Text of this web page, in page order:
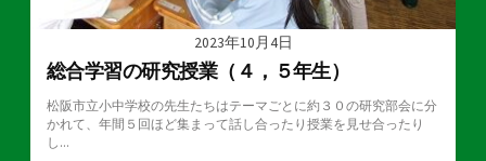
2023年10月4日
総合学習の研究授業（４，５年生）
松阪市立小中学校の先生たちはテーマごとに約３０の研究部会に分
かれて、年間５回ほど集まって話し合ったり授業を見せ合ったり
し...